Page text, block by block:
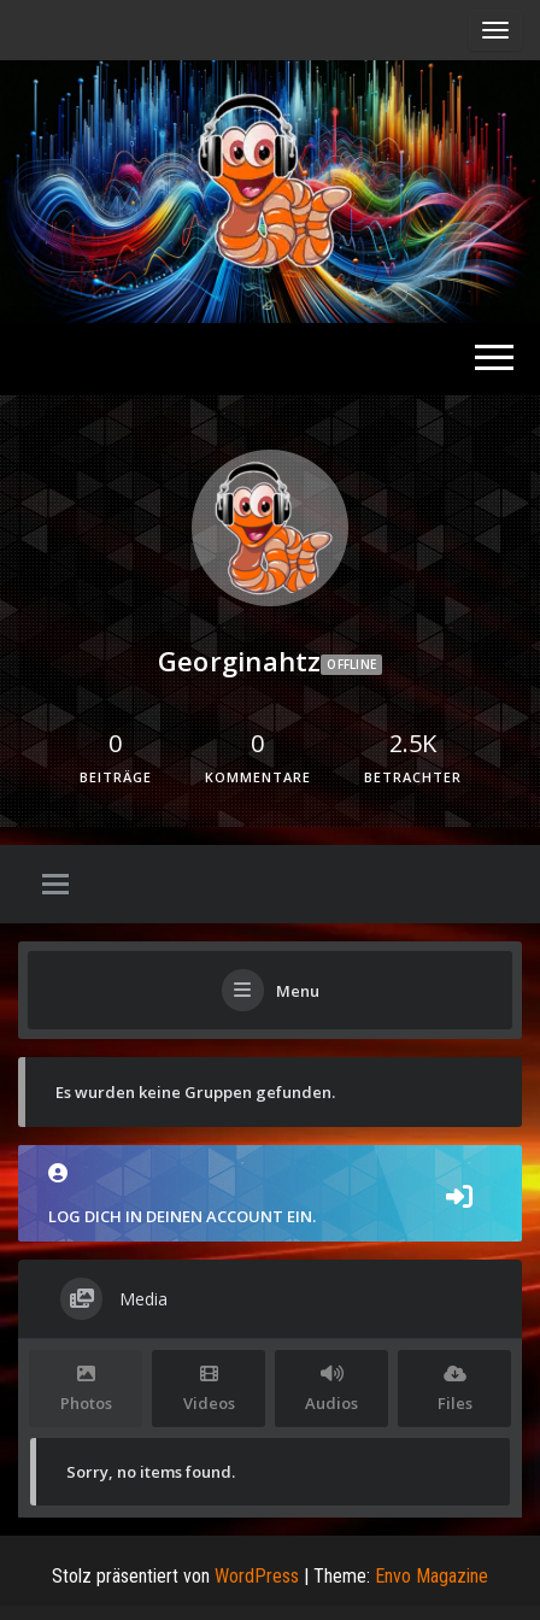
Radio
Georginahtz OFFLINE
0
BEITRÄGE
0
KOMMENTARE
2.5K
BETRACHTER
Menu
Es wurden keine Gruppen gefunden.
LOG DICH IN DEINEN ACCOUNT EIN.
Media
Photos Videos Audios Files
Sorry, no items found.
Stolz präsentiert von WordPress | Theme: Envo Magazine